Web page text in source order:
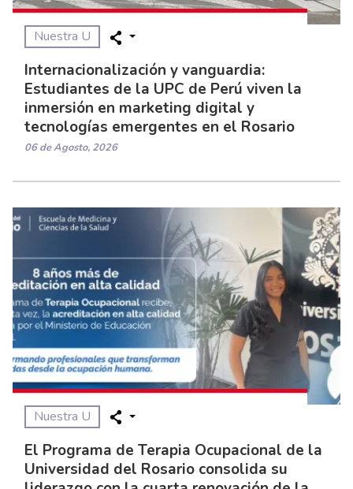
Nuestra U
Internacionalización y vanguardia:
Estudiantes de la UPC de Perú viven la
inmersión en marketing digital y
tecnologías emergentes en el Rosario
06 de Agosto, 2026
Nuestra U
El Programa de Terapia Ocupacional de la
Universidad del Rosario consolida su